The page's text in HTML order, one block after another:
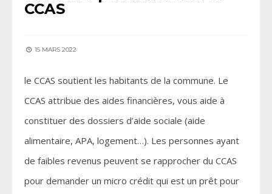
CCAS
15 MARS 2022
le CCAS soutient les habitants de la commune. Le
CCAS attribue des aides financières, vous aide à
constituer des dossiers d’aide sociale (aide
alimentaire, APA, logement…). Les personnes ayant
de faibles revenus peuvent se rapprocher du CCAS
pour demander un micro crédit qui est un prêt pour